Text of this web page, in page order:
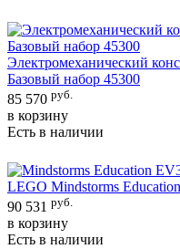
Электромеханический
Базовый набор 45300
85 570 руб.
в корзину
Есть в наличии
LEGO Mindstorms
90 531 руб.
в корзину
Есть в наличии